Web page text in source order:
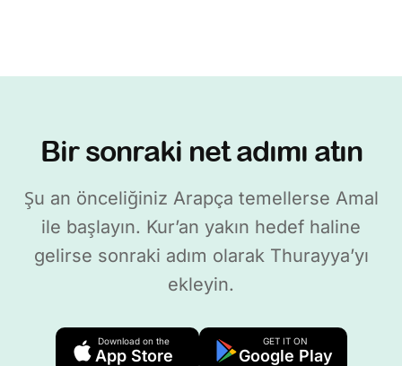
Bir sonraki net adımı atın
Şu an önceliğiniz Arapça temellerse Amal
ile başlayın. Kur’an yakın hedef haline
gelirse sonraki adım olarak Thurayya’yı
ekleyin.
Download on the
App Store
GET IT ON
Google Play